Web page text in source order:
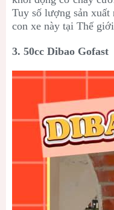
Tuy số lượng sản
con xe này tại Thế
3. 50cc Dibao Gofast